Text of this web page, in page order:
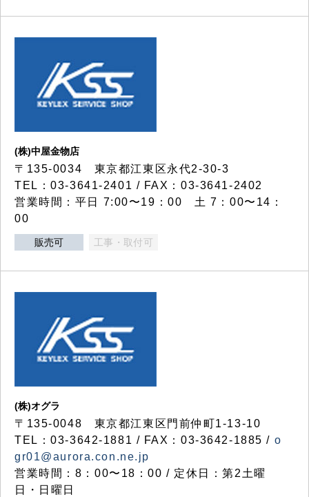
(株)中屋金物店
〒135-0034 東京都江東区永代2-30-3
TEL：03-3641-2401 / FAX：03-3641-2402
営業時間：平日 7:00〜19：00 土 7：00〜14：
00
販売可 工事・取付可
(株)オグラ
〒135-0048 東京都江東区門前仲町1-13-10
TEL：03-3642-1881 / FAX：03-3642-1885 / o
gr01@aurora.con.ne.jp
営業時間：8：00〜18：00 / 定休日：第2土曜
日・日曜日